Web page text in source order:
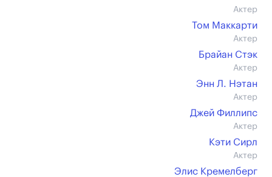
Актер
Том Маккарти
Актер
Брайан Стэк
Актер
Энн Л. Нэтан
Актер
Джей Филлипс
Актер
Кэти Сирл
Актер
Элис Кремелберг